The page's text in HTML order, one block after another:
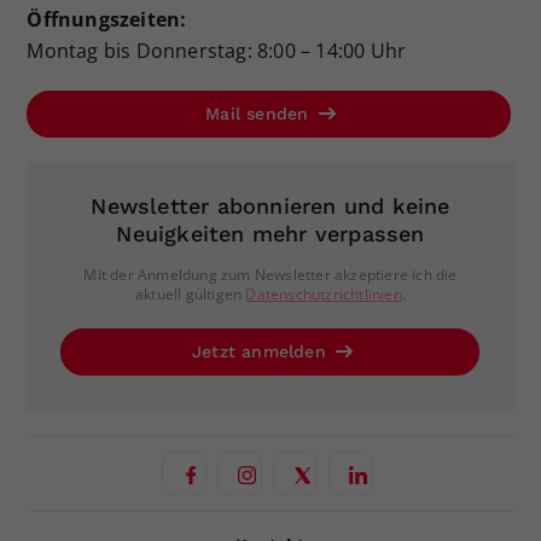
Öffnungszeiten:
Montag bis Donnerstag: 8:00 – 14:00 Uhr
Mail senden
Newsletter abonnieren und keine
Neuigkeiten mehr verpassen
Mit der Anmeldung zum Newsletter akzeptiere ich die
aktuell gültigen Datenschutzrichtlinien.
Jetzt anmelden